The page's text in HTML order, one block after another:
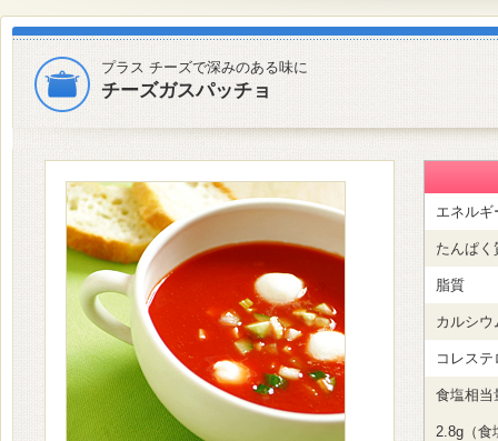
プラス チーズで深みのある味に
チーズガスパッチョ
エネルギ
たんぱく
脂質
カルシウ
コレステ
食塩相当
2.8g（食